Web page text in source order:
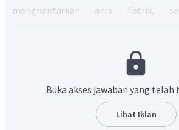
menghantarkan arus listrik,
hantar listriknya, larutan elektrolit
larutan elektrolit kuat dan larutan
nonelektrolit memiliki ciri-ciri tidak
lampu (lampu padam) dan tidak
pada elektroda. Sedangkan
Buka akses jawaban yang
Lihat Iklan